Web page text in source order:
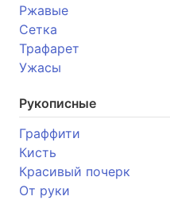
Ржавые
Сетка
Трафарет
Ужасы
Рукописные
Граффити
Кисть
Красивый почерк
От руки